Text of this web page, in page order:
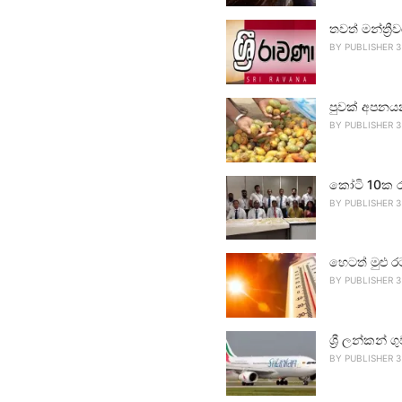
තවත්
BY PUBLISHER 3
පුවක්
BY PUBLISHER 3
කෝටි 10ක
BY PUBLISHER 3
හෙටත් මුළු
BY PUBLISHER 3
ශ්‍රී ලන්කන්
BY PUBLISHER 3